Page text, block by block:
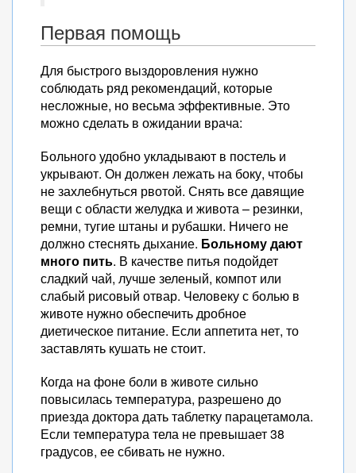
Первая помощь
Для быстрого выздоровления нужно
соблюдать ряд рекомендаций, которые
несложные, но весьма эффективные. Это
можно сделать в ожидании врача:
Больного удобно укладывают в постель и
укрывают. Он должен лежать на боку, чтобы
не захлебнуться рвотой. Снять все давящие
вещи с области желудка и живота – резинки,
ремни, тугие штаны и рубашки. Ничего не
должно стеснять дыхание. Больному дают
много пить. В качестве питья подойдет
сладкий чай, лучше зеленый, компот или
слабый рисовый отвар. Человеку с болью в
животе нужно обеспечить дробное
диетическое питание. Если аппетита нет, то
заставлять кушать не стоит.
Когда на фоне боли в животе сильно
повысилась температура, разрешено до
приезда доктора дать таблетку парацетамола.
Если температура тела не превышает 38
градусов, ее сбивать не нужно.